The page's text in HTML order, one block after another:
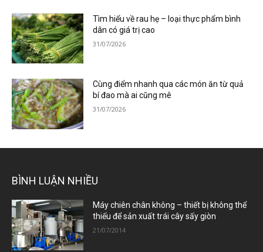
Tìm hiểu về rau hẹ – loại thực phẩm bình
dân có giá trị cao
31/07/2026
Cùng điểm nhanh qua các món ăn từ quả
bí đao mà ai cũng mê
31/07/2026
BÌNH LUẬN NHIỀU
Máy chiên chân không – thiết bị không thể
thiếu để sản xuất trái cây sấy giòn
21/07/2014